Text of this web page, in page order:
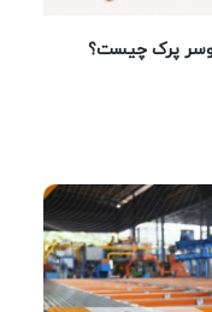
پرک چیست؟